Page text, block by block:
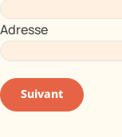
Adresse
Suivant